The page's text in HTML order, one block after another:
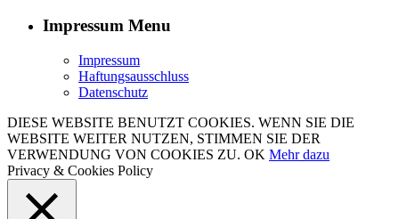
Impressum Menu
Impressum
Haftungsausschluss
Datenschutz
DIESE WEBSITE BENUTZT COOKIES. WENN SIE DIE
WEBSITE WEITER NUTZEN, STIMMEN SIE DER
VERWENDUNG VON COOKIES ZU. OK Mehr dazu
Privacy & Cookies Policy